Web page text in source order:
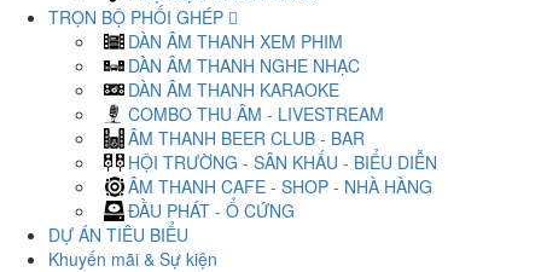
TRỌN BỘ PHỐI GHÉP
DÀN ÂM THANH XEM PHIM
DÀN ÂM THANH NGHE NHẠC
DÀN ÂM THANH KARAOKE
COMBO THU ÂM - LIVESTREAM
ÂM THANH BEER CLUB - BAR
HỘI TRƯỜNG - SÂN KHẤU - BIỂU DIỄN
ÂM THANH CAFE - SHOP - NHÀ HÀNG
ĐẦU PHÁT - Ổ CỨNG
DỰ ÁN TIÊU BIỂU
Khuyến mãi & Sự kiện